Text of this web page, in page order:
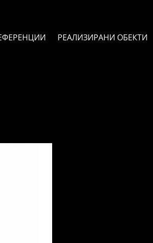
РЕАЛИЗИРАНИ ОБЕКТИ